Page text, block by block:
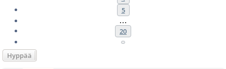
5
…
20
Seuraava
Hyppää